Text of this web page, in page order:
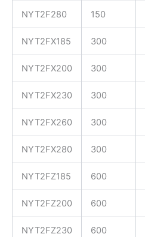
NYT2F280 150
NYT2FX185 300
NYT2FX200 300
NYT2FX230 300
NYT2FX260 300
NYT2FX280 300
NYT2FZ185 600
NYT2FZ200 600
NYT2FZ230 600